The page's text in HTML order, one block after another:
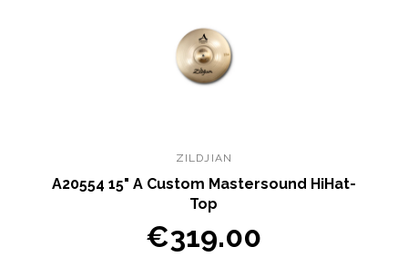
ZILDJIAN
A20554 15" A Custom Mastersound HiHat-
Top
€319.00